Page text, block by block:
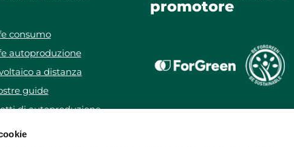
consumo
autoproduzione
a distanza
guide
di autoproduzione
WeForYou
promotore